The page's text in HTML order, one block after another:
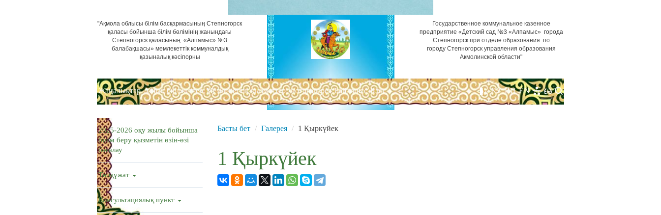
"Ақмола облысы білім басқармасының Степногорск
қаласы бойынша білім бөлімінің жанындағы
Степногорск қаласының «Алпамыс» №3
балабақшасы» мемлекеттік коммуналдық
қазыналық кәсіпорны
Государственное коммунальное казенное
предприятие «Детский сад №3 «Алпамыс» города
Степногорск при отделе образования по
городу Степногорск управления образования
Акмолинской области"
Жаңалықтар Ашық бюджеттер Мемлекеттік қызметтер Фотогалерея Байланыс Блог EN
RU
KZ
2025-2026 оқу жылы бойынша
білім беру қызметін өзін-өзі
бағалау
Төлқұжат
Консультациялық пункт
Басты бет Галерея 1 Қыркүйек
1 Қыркүйек